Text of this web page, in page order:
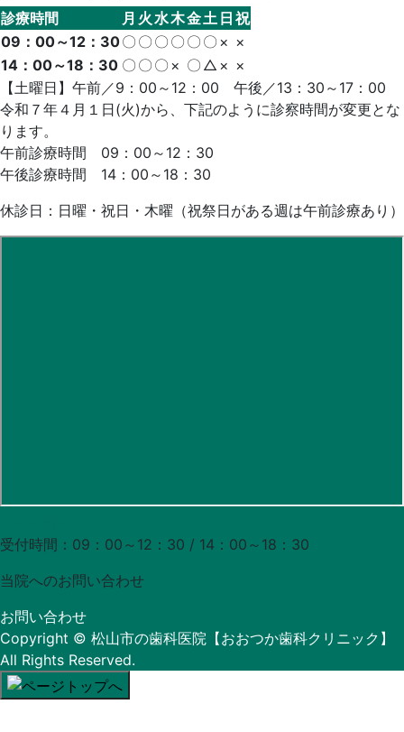
診療時間 月 火 水木金土 日 祝
09：00～12：30〇 〇 〇 〇 〇 〇 × ×
14：00～18：30 〇 〇 〇 × 〇 △ × ×
【土曜日】午前／9：00～12：00 午後／13：30～17：00
令和７年４月１日(火)から、下記のように診察時間が変更とな
ります。
午前診療時間 09：00～12：30
午後診療時間 14：00～18：30
休診日：日曜・祝日・木曜（祝祭日がある週は午前診療あり）
受付時間：09：00～12：30 / 14：00～18：30
当院へのお問い合わせ
お問い合わせ
Copyright © 松山市の歯科医院【おおつか歯科クリニック】
All Rights Reserved.